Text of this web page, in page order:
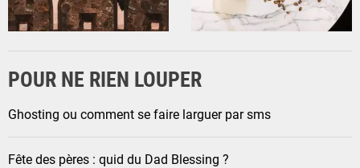
POUR NE RIEN LOUPER
Ghosting ou comment se faire larguer par sms
Fête des pères : quid du Dad Blessing ?